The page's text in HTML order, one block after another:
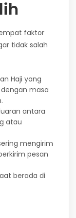
faktor
tidak salah
Haji yang
masa
antara
atau
mengirim
pesan
berada di